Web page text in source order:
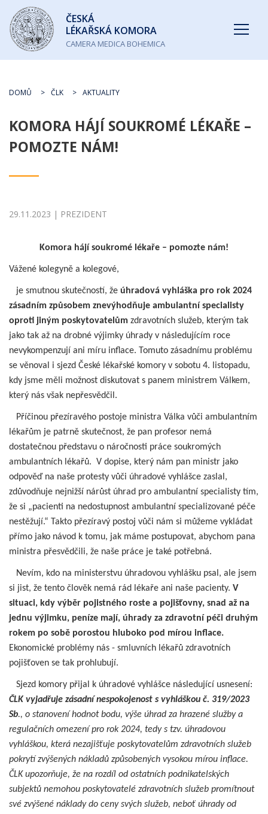
Česká
lékařská
komora
ČESKÁ
LÉKAŘSKÁ KOMORA
CAMERA MEDICA BOHEMICA
DOMŮ ČLK AKTUALITY
KOMORA HÁJÍ SOUKROMÉ LÉKAŘE –
POMOZTE NÁM!
29.11.2023 | PREZIDENT
Komora hájí soukromé lékaře – pomozte nám!
Vážené kolegyně a kolegové,
je smutnou skutečností, že úhradová vyhláška pro rok 2024
zásadním způsobem znevýhodňuje ambulantní specialisty
oproti jiným poskytovatelům zdravotních služeb, kterým tak
jako tak až na drobné výjimky úhrady v následujícím roce
nevykompenzují ani míru inflace. Tomuto zásadnímu problému
se věnoval i sjezd České lékařské komory v sobotu 4. listopadu,
kdy jsme měli možnost diskutovat s panem ministrem Válkem,
který nás však nepřesvědčil.
Příčinou přezíravého postoje ministra Válka vůči ambulantním
lékařům je patrně skutečnost, že pan profesor nemá
dostatečnou představu o náročnosti práce soukromých
ambulantních lékařů. V dopise, který nám pan ministr jako
odpověď na naše protesty vůči úhradové vyhlášce zaslal,
zdůvodňuje nejnižší nárůst úhrad pro ambulantní specialisty tím,
že si „pacienti na nedostupnost ambulantní specializované péče
nestěžují.“ Takto přezíravý postoj vůči nám si můžeme vykládat
přímo jako návod k tomu, jak máme postupovat, abychom pana
ministra přesvědčili, že naše práce je také potřebná.
Nevím, kdo na ministerstvu úhradovou vyhlášku psal, ale jsem
si jist, že tento člověk nemá rád lékaře ani naše pacienty. V
situaci, kdy výběr pojistného roste a pojišťovny, snad až na
jednu výjimku, peníze mají, úhrady za zdravotní péči druhým
rokem po sobě porostou hluboko pod mírou inflace.
Ekonomické problémy nás - smluvních lékařů zdravotních
pojišťoven se tak prohlubují.
Sjezd komory přijal k úhradové vyhlášce následující usnesení:
ČLK vyjadřuje zásadní nespokojenost s vyhláškou č. 319/2023
Sb., o stanovení hodnot bodu, výše úhrad za hrazené služby a
regulačních omezení pro rok 2024, tedy s tzv. úhradovou
vyhláškou, která nezajišťuje poskytovatelům zdravotních služeb
pokrytí zvýšených nákladů způsobených vysokou mírou inflace.
ČLK upozorňuje, že na rozdíl od ostatních podnikatelských
subjektů nemohou poskytovatelé zdravotních služeb promítnout
své zvýšené náklady do ceny svých služeb, neboť úhrady od